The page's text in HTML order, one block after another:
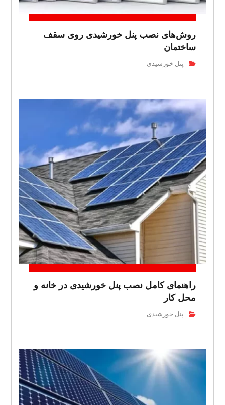
روش‌های نصب پنل خورشیدی روی سقف
ساختمان
پنل خورشیدی
راهنمای کامل نصب پنل خورشیدی در خانه و
محل کار
پنل خورشیدی